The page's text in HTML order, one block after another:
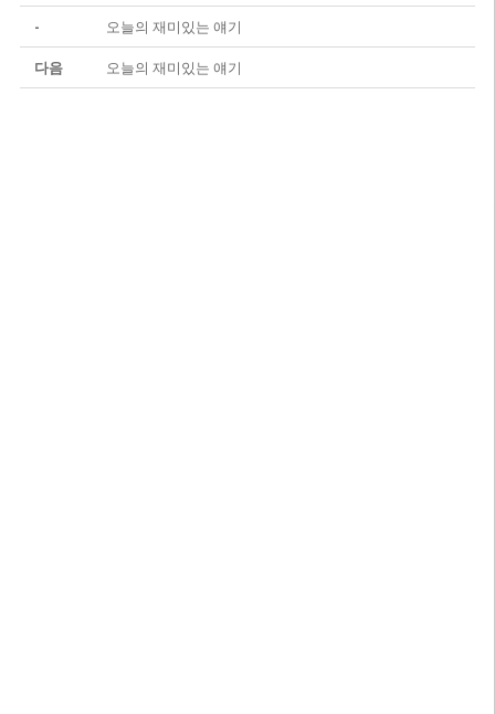
- 오늘의 재미있는 얘기
다음 오늘의 재미있는 얘기